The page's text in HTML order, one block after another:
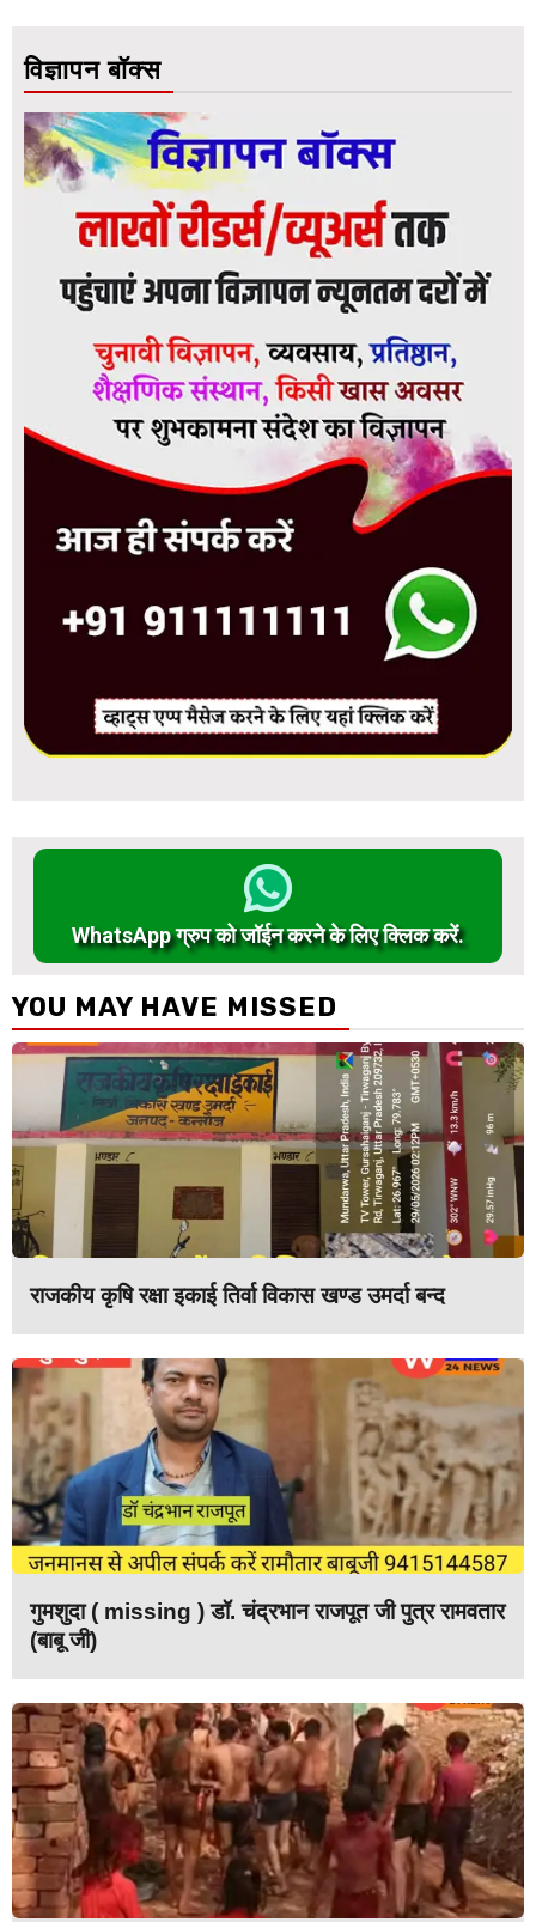
विज्ञापन बॉक्स
WhatsApp ग्रुप को जॉईन करने के लिए क्लिक करें.
YOU MAY HAVE MISSED
राजकीय कृषि रक्षा इकाई तिर्वा विकास खण्ड उमर्दा बन्द
गुमशुदा ( missing ) डॉ. चंद्रभान राजपूत जी पुत्र रामवतार
(बाबू जी)